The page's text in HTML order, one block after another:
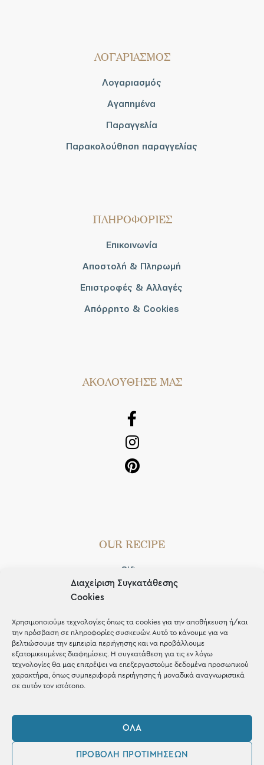
Διαχείριση Συγκατάθεσης
Cookies
Χρησιμοποιούμε τεχνολογίες όπως τα cookies για την αποθήκευση ή/και
την πρόσβαση σε πληροφορίες συσκευών. Αυτό το κάνουμε για να
βελτιώσουμε την εμπειρία περιήγησης και να προβάλλουμε
εξατομικευμένες διαφημίσεις. Η συγκατάθεση για τις εν λόγω
τεχνολογίες θα μας επιτρέψει να επεξεργαστούμε δεδομένα προσωπικού
χαρακτήρα, όπως συμπεριφορά περιήγησης ή μοναδικά αναγνωριστικά
σε αυτόν τον ιστότοπο.
ΌΛΑ
ΠΡΟΒΟΛΉ ΠΡΟΤΙΜΉΣΕΩΝ
ΛΟΓΑΡΙΑΣΜΟΣ
Λογαριασμός
Αγαπημένα
Παραγγελία
Παρακολούθηση παραγγελίας
ΠΛΗΡΟΦΟΡΙΕΣ
Επικοινωνία
Αποστολή & Πληρωμή
Επιστροφές & Αλλαγές
Απόρρητο & Cookies
AΚΟΛΟΥΘΗΣΕ ΜΑΣ
OUR RECIPE
Gifts
Μέχρι 30€
Shop the look
Σταθά 17, 38221 Βόλος
2421 217300